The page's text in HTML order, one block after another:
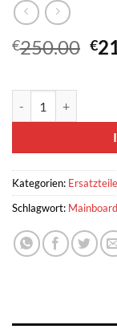
€250.00 €
Kategorien: Ersatzteile
Schlagwort: Mainboard